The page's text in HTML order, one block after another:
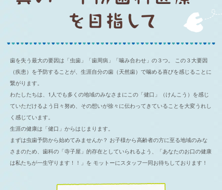
歯を失う最大の要因は「虫歯」「歯周病」「噛み合わせ」の３つ。
この３大要因
（疾患）を予防することが、生涯自分の歯（天然歯）で噛める喜びを感じることに
繋がります。
わたしたちは、1人でも多くの地域のみなさまにこの「健口」（けんこう）を感じ
ていただけるよう日々努め、その想いが徐々に伝わってきていることを大変うれし
く感じています。
生涯の健康は「健口」からはじまります。
まずは虫歯予防から始めてみませんか？ お子様から高齢者の方に至る地域のみな
さまのため、歯科の「寺子屋」的存在としていられるよう、「あなたのお口の健康
は私たちが一生守ります！！」を モットーにスタッフ一同お待ちしております！